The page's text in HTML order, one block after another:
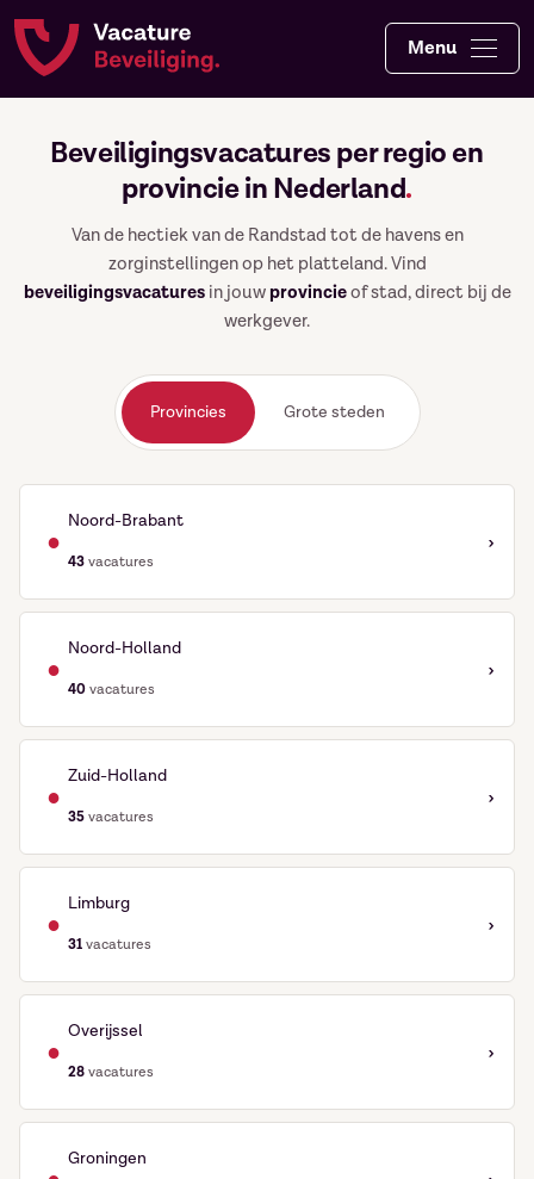
Menu
Beveiligingsvacatures per regio en
provincie in Nederland.
Van de hectiek van de Randstad tot de havens en
zorginstellingen op het platteland. Vind
beveiligingsvacaturesin jouw provincieof stad, direct bij de
werkgever.
Provincies Grote steden
●
Noord-Brabant
43 vacatures
›
●
Noord-Holland
40 vacatures
›
●
Zuid-Holland
35 vacatures
›
●
Limburg
31 vacatures
›
●
Overijssel
28 vacatures
›
Groningen